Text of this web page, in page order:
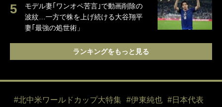
モデル妻｢ワンオペ苦言｣で動画削除の
波紋…一方で株を上げ続ける大谷翔平
妻｢最強の処世術」
ランキングをもっと見る
#北中米ワールドカップ大特集 #伊東純也
#日本代表